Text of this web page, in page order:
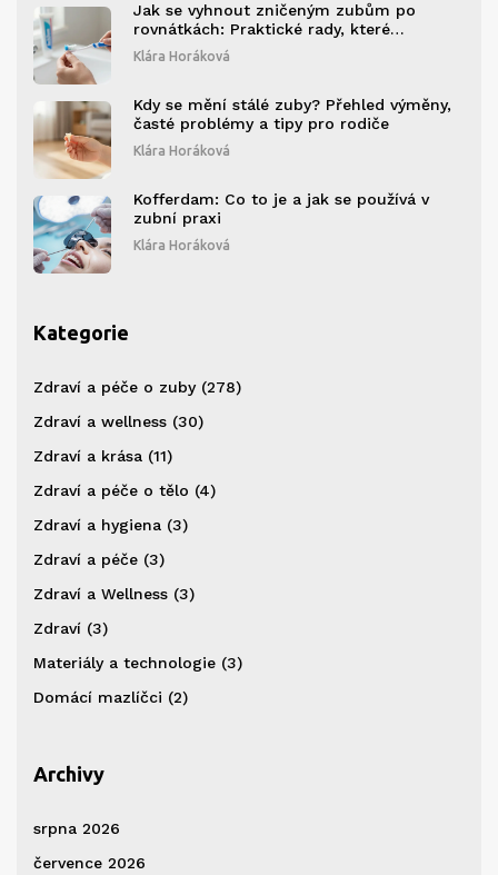
Jak se vyhnout zničeným zubům po
rovnátkách: Praktické rady, které
skutečně fungují
Klára Horáková
Kdy se mění stálé zuby? Přehled výměny,
časté problémy a tipy pro rodiče
Klára Horáková
Kofferdam: Co to je a jak se používá v
zubní praxi
Klára Horáková
Kategorie
Zdraví a péče o zuby (278)
Zdraví a wellness (30)
Zdraví a krása (11)
Zdraví a péče o tělo (4)
Zdraví a hygiena (3)
Zdraví a péče (3)
Zdraví a Wellness (3)
Zdraví (3)
Materiály a technologie (3)
Domácí mazlíčci (2)
Archivy
srpna 2026
července 2026